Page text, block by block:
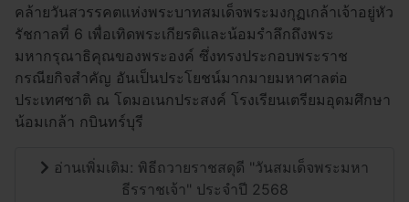
คล้ายวันสวรรคตแห่งพระบาทสมเด็จพระมงกุฏเกล้าเจ้าอยู่หัว
รัชกาลที่ 6 เพื่อเทิดพระเกียรติและน้อมรำลึกถึงพระ
มหากรุณาธิคุณของพระองค์ ซึ่งทรงประกอบพระราช
กรณียกิจสำคัญ อันเป็นประโยชน์มากมายมหาศาลต่อ
ประเทศชาติ ณ โดมอเนกประสงค์ โรงเรียนเตรียมอุดมศึกษา
น้อมเกล้า กบินทร์บุรี
อ่านเพิ่มเติม: พิธีถวายราชสดุดี "วันสมเด็จพระมหา
ธีรราชเจ้า" ประจำปี 2568